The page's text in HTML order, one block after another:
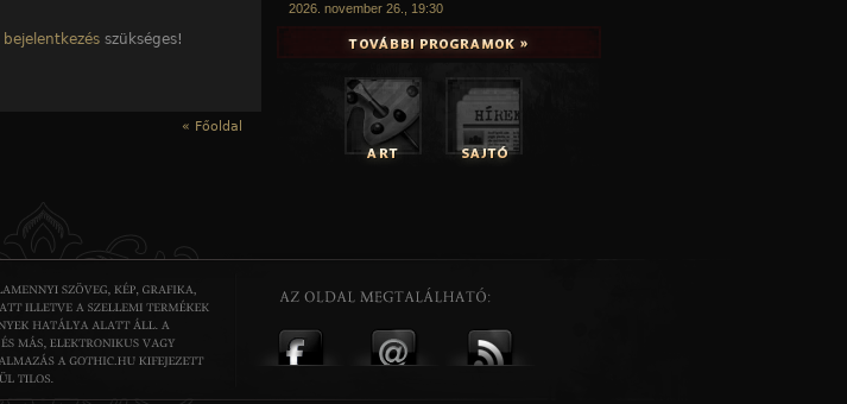
bejelentkezésszükséges!
« Főoldal
2026. november 26., 19:30